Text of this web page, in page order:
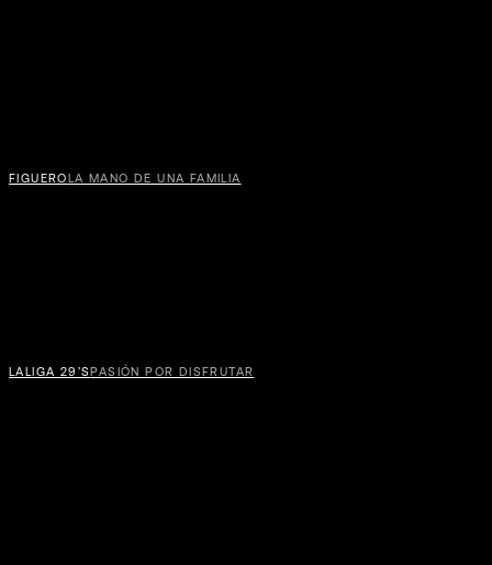
FIGUERO LA MANO DE UNA FAMILIA
LALIGA 29’SPASIÓN POR DISFRUTAR